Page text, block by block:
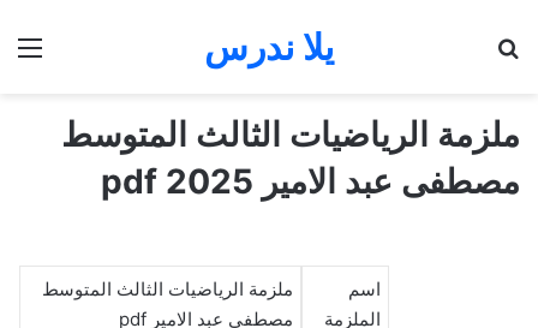
يلا ندرس
ملزمة الرياضيات الثالث المتوسط
مصطفى عبد الامير 2025 pdf
اسم
الملزمة
ملزمة الرياضيات الثالث المتوسط
مصطفى عبد الامير pdf